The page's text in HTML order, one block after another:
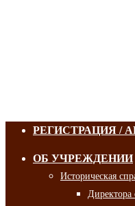
РЕГИСТРАЦИЯ /
ОБ УЧРЕЖДЕНИИ
Историческая
Директора